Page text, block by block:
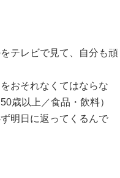
テレビで見て、自分も頑
おそれなくてはならな
歳以上／食品・飲料）
明日に返ってくるんで